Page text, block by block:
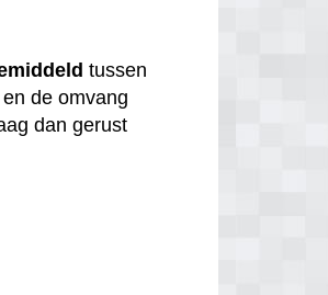
tussen
de omvang
dan gerust